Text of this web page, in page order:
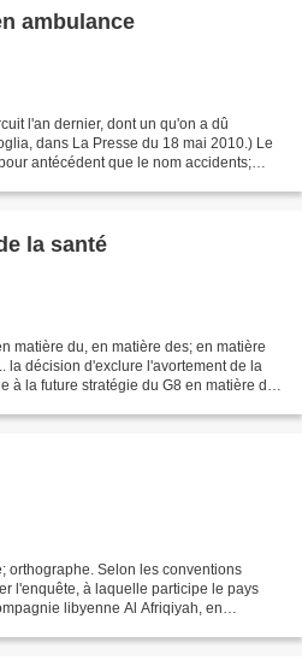
ambulance
l'an dernier, dont un qu'on a dû
dans La Presse du 18 mai 2010.) Le
antécédent que le nom accidents;
la santé
matière du, en matière des; en matière
la décision d'exclure l'avortement de la
à la future stratégie du G8 en matière de
orthographe. Selon les conventions
l'enquête, à laquelle participe le pays
libyenne Al Afriqiyah, en